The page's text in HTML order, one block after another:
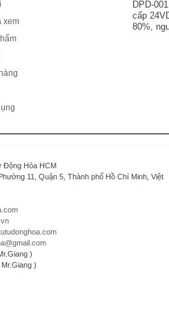
- Japan
- Japan
xem
DPD-
cấp
80%,
Động Hóa HCM
11, Quận 5, Thành phố Hồ Chí Minh, Việt
)
)